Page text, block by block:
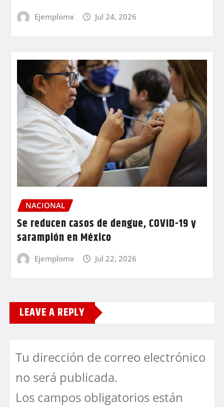
Ejemplomx Jul 24, 2026
NACIONAL
Se reducen casos de dengue, COVID-19 y
sarampión en México
Ejemplomx Jul 22, 2026
LEAVE A REPLY
Tu dirección de correo electrónico
no será publicada.
Los campos obligatorios están